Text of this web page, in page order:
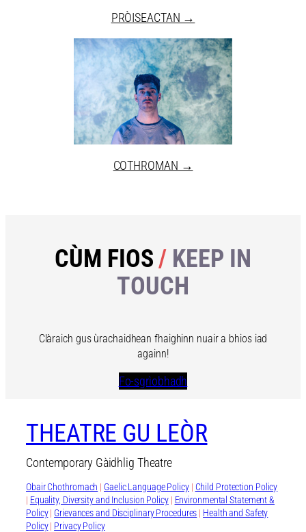
PRÒISEACTAN →
COTHROMAN →
CÙM FIOS / KEEP IN
TOUCH
Clàraich gus ùrachaidhean fhaighinn nuair a bhios iad
againn!
Fo-sgrìobhadh
THEATRE GU LEÒR
Contemporary Gàidhlig Theatre
Obair Chothromach | Gaelic Language Policy| Child Protection Policy
| Equality, Diversity and Inclusion Policy | Environmental Statement &
Policy | Grievances and Disciplinary Procedures | Health and Safety
Policy | Privacy Policy